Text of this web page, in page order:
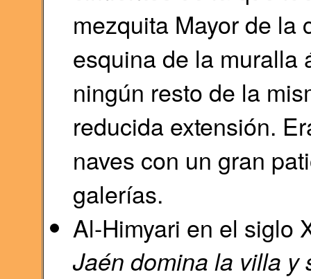
mezquita Mayor de la
esquina de la muralla
ningún resto de la
reducida extensión.
naves con un gran
galerías.
Al-Himyari en el siglo
Jaén domina la villa y